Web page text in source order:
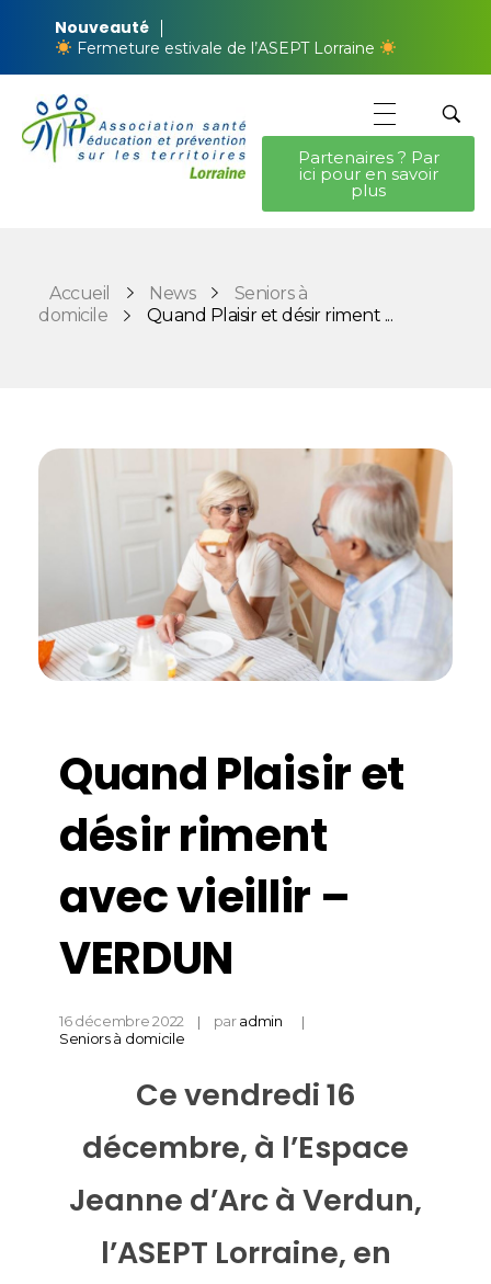
Nouveauté
Fermeture estivale de l’ASEPT Lorraine
Partenaires ? Par
ici pour en savoir
plus
Accueil News
Seniors à
domicile
Quand Plaisir et désir riment ...
Quand Plaisir et
désir riment
avec vieillir –
VERDUN
16 décembre 2022 par admin
Seniors à domicile
Ce vendredi 16
décembre, à l’Espace
Jeanne d’Arc à Verdun,
l’ASEPT Lorraine, en